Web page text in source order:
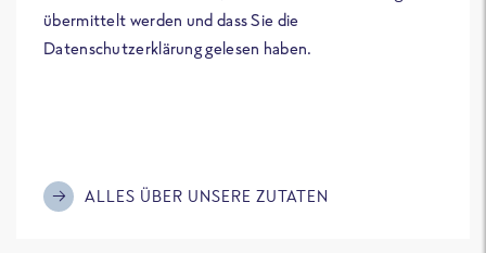
übermittelt werden und dass Sie die
Datenschutzerklärung gelesen haben.
ALLES ÜBER UNSERE ZUTATEN